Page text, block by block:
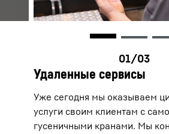
Удаленные сервисы
Уже сегодня мы оказываем
услуги своим клиентам с
гусеничными кранами. Мы